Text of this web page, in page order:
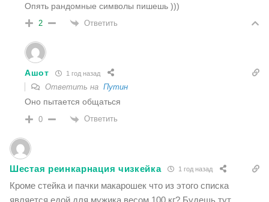
Опять рандомные символы пишешь )))
2 Ответить
Ашот 1 год назад
Ответить на Путин
Оно пытается общаться
0 Ответить
Шестая реинкарнация чизкейка 1 год назад
Кроме стейка и пачки макарошек что из этого списка
является едой для мужика весом 100 кг? Будешь тут